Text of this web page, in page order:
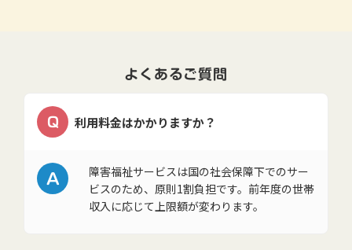
よくあるご質問
Q
利用料金はかかりますか？
A
障害福祉サービスは国の社会保障下でのサー
ビスのため、原則1割負担です。前年度の世帯
収入に応じて上限額が変わります。